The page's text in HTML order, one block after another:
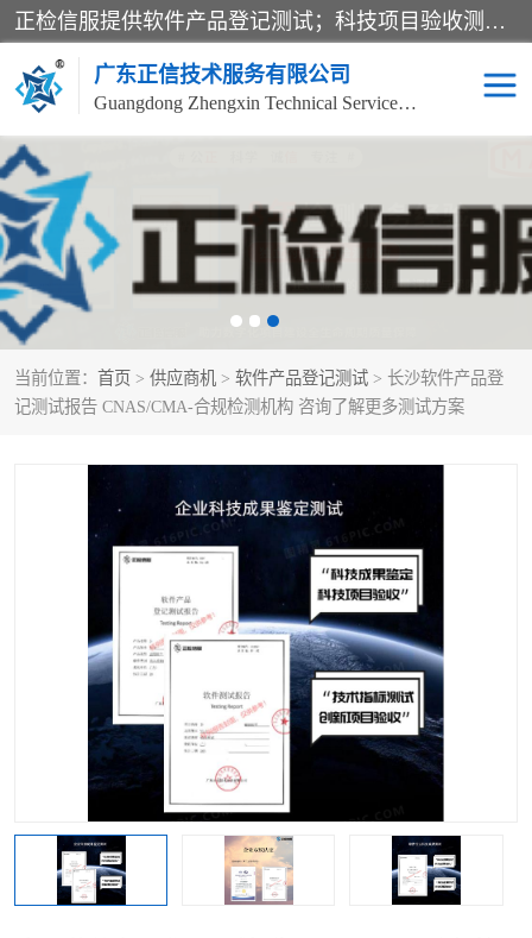
正检信服提供软件产品登记测试；科技项目验收测试；产品确认测试；功能测试；性能测试；安全测试；代码审计测试；漏洞扫描测试；渗透测试；风险评估测试；信息安全等级保护测评；双软认定；实验室建设质量体系建设；软件着作权、软件评测等服务。
广东正信技术服务有限公司
Guangdong Zhengxin Technical Service Co., Ltd
当前位置： 首页 > 供应商机 > 软件产品登记测试 > 长沙软件产品登
记测试报告 CNAS/CMA-合规检测机构 咨询了解更多测试方案
电子政务验收测评 数字信息化验收测评
应用软件系统测试 信息系统漏洞扫描
科技成果鉴定测试
信息安全风险评估 系统性能效率测试